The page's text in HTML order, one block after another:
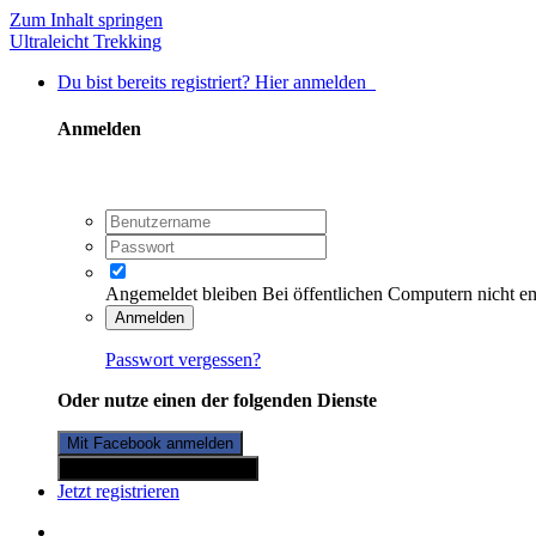
Zum Inhalt springen
Ultraleicht Trekking
Du bist bereits registriert? Hier anmelden
Anmelden
Angemeldet bleiben Bei öffentlichen Computern nicht
Anmelden
Passwort vergessen?
Oder nutze einen der folgenden Dienste
Mit Facebook anmelden
Jetzt registrieren